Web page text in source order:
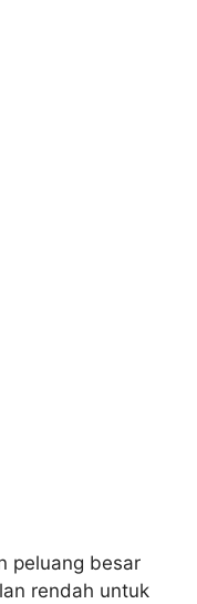
peluang besar
rendah untuk